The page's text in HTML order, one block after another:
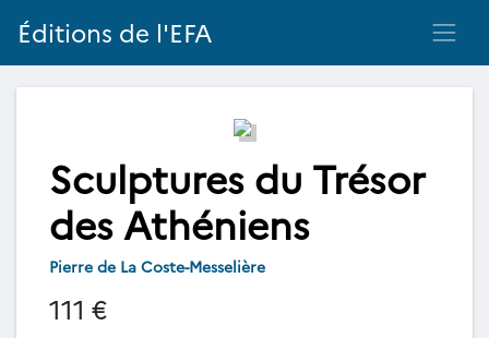
Éditions de l'EFA
Sculptures du Trésor
des Athéniens
Pierre de La Coste-Messelière
111 €